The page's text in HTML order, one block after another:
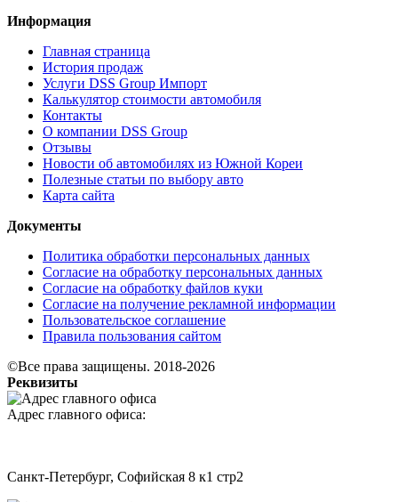
Информация
Главная страница
История продаж
Услуги DSS Group Импорт
Калькулятор стоимости автомобиля
Контакты
О компании DSS Group
Отзывы
Новости об автомобилях из Южной Кореи
Полезные статьи по выбору авто
Карта сайта
Документы
Политика обработки персональных данных
Согласие на обработку персональных данных
Согласие на обработку файлов куки
Согласие на получение рекламной информации
Пользовательское соглашение
Правила пользования сайтом
©Все права защищены. 2018-2026
Реквизиты
Адрес главного офиса:
Санкт-Петербург, Софийская 8 к1 стр2